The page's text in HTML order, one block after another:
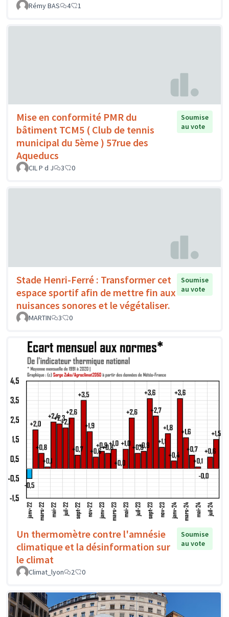
Rémy BAS
4 1
Mise en conformité PMR du
bâtiment TCM5 ( Club de tennis
municipal du 5ème ) 57rue des
Aqueducs
Soumise
au vote
CIL P d J 3 0
Stade Henri-Ferré : Transformer cet
espace sportif afin de mettre fin aux
nuisances sonores et le végétaliser.
Soumise
au vote
MARTIN 3 0
Un thermomètre contre l'amnésie
climatique et la désinformation sur
le climat
Soumise
au vote
Climat_lyon 2 0